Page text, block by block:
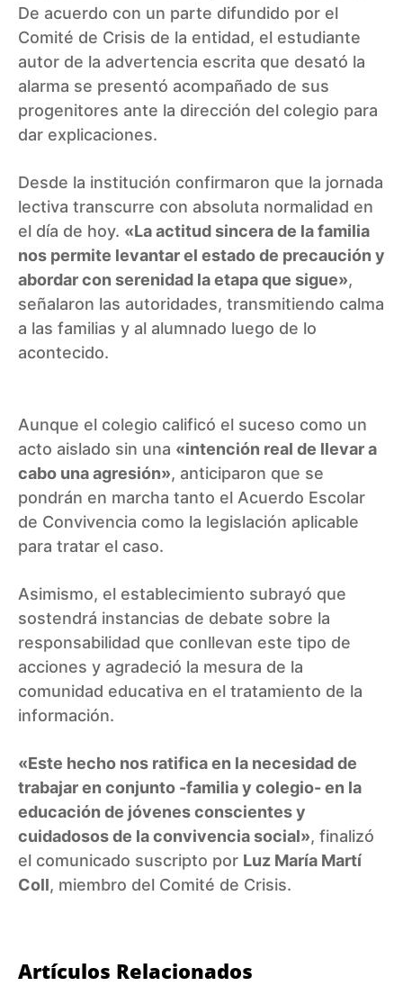
De acuerdo con un parte difundido por el
Comité de Crisis de la entidad, el estudiante
autor de la advertencia escrita que desató la
alarma se presentó acompañado de sus
progenitores ante la dirección del colegio para
dar explicaciones.
Desde la institución confirmaron que la jornada
lectiva transcurre con absoluta normalidad en
el día de hoy. «La actitud sincera de la familia
nos permite levantar el estado de precaución y
abordar con serenidad la etapa que sigue»,
señalaron las autoridades, transmitiendo calma
a las familias y al alumnado luego de lo
acontecido.
Aunque el colegio calificó el suceso como un
acto aislado sin una «intención real de llevar a
cabo una agresión», anticiparon que se
pondrán en marcha tanto el Acuerdo Escolar
de Convivencia como la legislación aplicable
para tratar el caso.
Asimismo, el establecimiento subrayó que
sostendrá instancias de debate sobre la
responsabilidad que conllevan este tipo de
acciones y agradeció la mesura de la
comunidad educativa en el tratamiento de la
información.
«Este hecho nos ratifica en la necesidad de
trabajar en conjunto -familia y colegio- en la
educación de jóvenes conscientes y
cuidadosos de la convivencia social», finalizó
el comunicado suscripto por Luz María Martí
Coll, miembro del Comité de Crisis.
Artículos Relacionados